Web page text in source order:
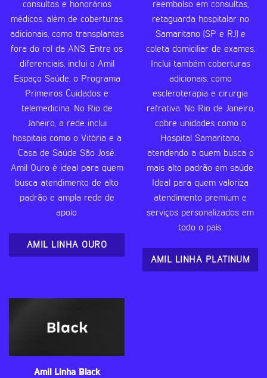
consultas e honorários
médicos, além de coberturas
adicionais, como transplantes
fora do rol da ANS. Entre os
diferenciais, inclui o Amil
Espaço Saúde, o Programa
Primeiros Cuidados e
telemedicina. No Rio de
Janeiro, a rede inclui
hospitais como o Vitória e a
Casa de Saúde São José.
Amil Ouro é ideal para quem
busca atendimento de alto
padrão e ampla rede de
apoio.
AMIL LINHA OURO
reembolso em consultas,
retaguarda hospitalar no
Samaritano (SP e RJ) e
coleta domiciliar de exames.
Inclui também coberturas
adicionais, como
escleroterapia e cirurgia
refrativa. No Rio de Janeiro,
cobre unidades como o
Hospital Samaritano,
atendendo a quem busca o
mais alto padrão em saúde.
Ideal para quem valoriza
atendimento premium e
serviços personalizados em
todo o país.
AMIL LINHA PLATINUM
Amil Linha Black